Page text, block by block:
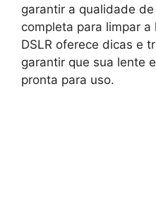
garantir a qualidade
completa para limpar
DSLR oferece dicas e
garantir que sua lente
pronta para uso.